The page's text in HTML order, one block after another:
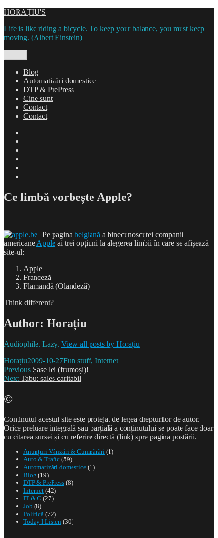
Skip
content
HORAȚIU'S
Life is like riding a bicycle. To keep your balance, you must keep
moving. (Albert Einstein)
Blog
Automatizări domestice
DTP & PrePress
Cine sunt
Contact
Contact
Ce limbă vorbește Apple?
Pe pagina belgiană a binecunoscutei companii
americane Apple ai trei opțiuni la alegerea limbii în care se afișează
site-ul:
Apple
Franceză
Flamandă (Olandeză)
Think different?
Author: Horațiu
Audiophile. Lazy. View all posts by Horațiu
Author
HorațiuPosted
on
2009-10-27Categories
Fun stuff, Internet
Post
navigation
Previous Previous
post:
Șase lei (frumoși)!
Next Next
Tabu: sales caritabil
©
Conținutul acestui site este protejat de legea drepturilor de autor.
Orice preluare integrală sau parțială a conținutului se poate face doar
cu citarea sursei și cu referire directă (link) spre pagina postării.
Anunțuri Vânzări & Cumpărări (1)
Auto & Trafic (59)
Automatizări domestice (1)
Blog (19)
DTP & PrePress (8)
Internet (42)
IT & C (27)
Job (8)
Politică (72)
Today I Listen (30)